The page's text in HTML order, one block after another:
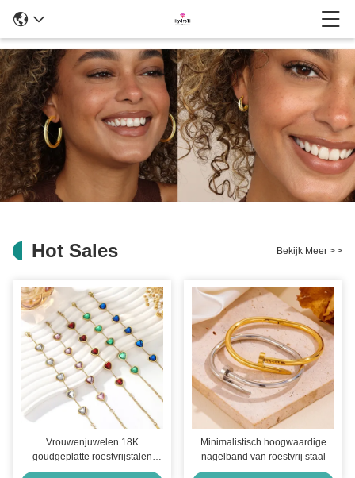
Hot Sales Bekijk Meer >>
Vrouwenjuwelen 18K
goudgeplatte roestvrijstalen
ketting kristallen armbanden
Minimalistisch hoogwaardige
nagelband van roestvrij staal